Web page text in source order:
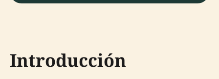
Introducción